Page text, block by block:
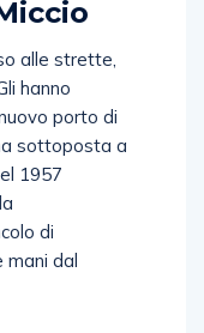
alle strette,
hanno
porto di
sottoposta a
1957
di
mani dal